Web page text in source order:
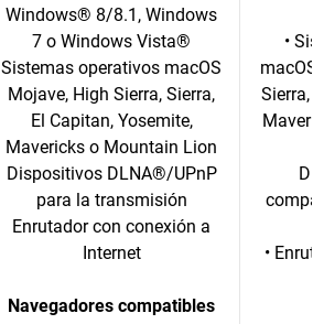
Windows® 8/8.1, Windows
7 o Windows Vista®
Sistemas operativos macOS
Mojave, High Sierra, Sierra,
El Capitan, Yosemite,
Mavericks o Mountain Lion
Dispositivos DLNA®/UPnP
para la transmisión
Enrutador con conexión a
Internet
Navegadores compatibles
•
•